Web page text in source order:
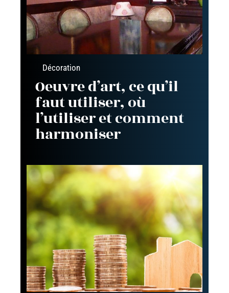
Décoration
Oeuvre d’art, ce qu’il
faut utiliser, où
l’utiliser et comment
harmoniser